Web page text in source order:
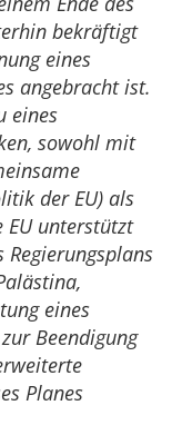
bekräftigt
eines
angebracht ist.
eines
sowohl mit
der EU) als
EU unterstützt
Regierungsplans
eines
Beendigung
Planes